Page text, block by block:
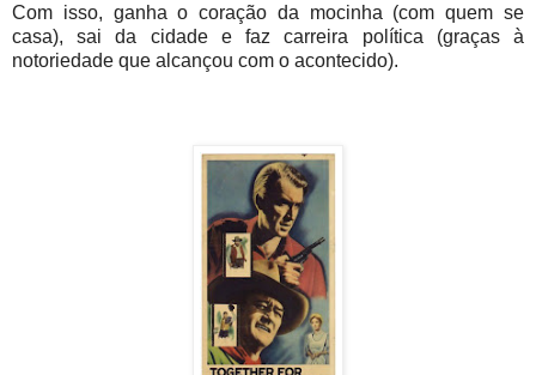
Com isso, ganha o coração da mocinha (com quem se
casa), sai da cidade e faz carreira política (graças à
notoriedade que alcançou com o acontecido).